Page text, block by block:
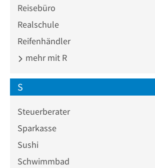
Reisebüro
Realschule
Reifenhändler
mehr mit R
S
Steuerberater
Sparkasse
Sushi
Schwimmbad